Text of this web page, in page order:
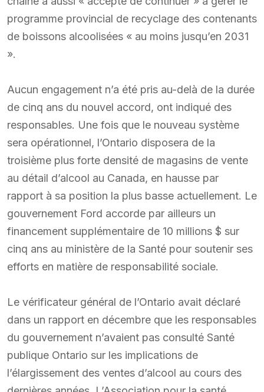
programme provincial de recyclage des contenants
de boissons alcoolisées « au moins jusqu’en 2031
».
Aucun engagement n’a été pris au-delà de la durée
de cinq ans du nouvel accord, ont indiqué des
responsables. Une fois que le nouveau système
sera opérationnel, l’Ontario disposera de la
troisième plus forte densité de magasins de vente
au détail d’alcool au Canada, en hausse par
rapport à sa position la plus basse actuellement. Le
gouvernement Ford accorde par ailleurs un
financement supplémentaire de 10 millions $ sur
cinq ans au ministère de la Santé pour soutenir ses
efforts en matière de responsabilité sociale.
Le vérificateur général de l’Ontario avait déclaré
dans un rapport en décembre que les responsables
du gouvernement n’avaient pas consulté Santé
publique Ontario sur les implications de
l’élargissement des ventes d’alcool au cours des